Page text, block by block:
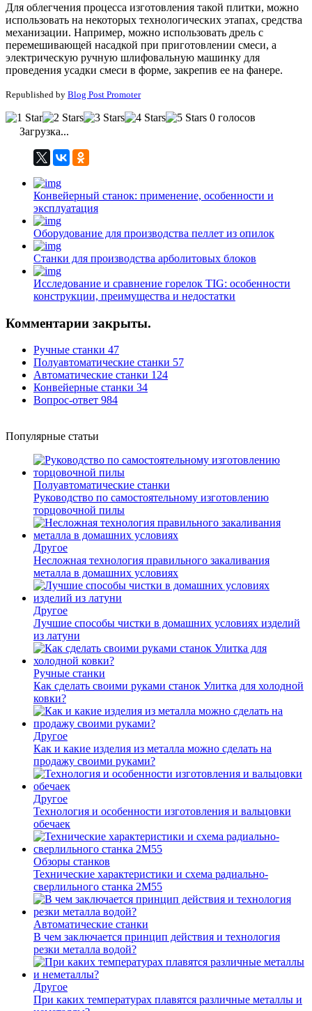
Для облегчения процесса изготовления такой плитки, можно
использовать на некоторых технологических этапах, средства
механизации. Например, можно использовать дрель с
перемешивающей насадкой при приготовлении смеси, а
электрическую ручную шлифовальную машинку для
проведения усадки смеси в форме, закрепив ее на фанере.
Republished by Blog Post Promoter
0 голосов
Загрузка...
Конвейерный станок: применение, особенности и
эксплуатация
Оборудование для производства пеллет из опилок
Станки для производства арболитовых блоков
Исследование и сравнение горелок TIG: особенности
конструкции, преимущества и недостатки
Комментарии закрыты.
Ручные станки 47
Полуавтоматические станки 57
Автоматические станки 124
Конвейерные станки 34
Вопрос-ответ 984
Популярные статьи
Полуавтоматические станки
Руководство по самостоятельному изготовлению
торцовочной пилы
Другое
Несложная технология правильного закаливания
металла в домашних условиях
Другое
Лучшие способы чистки в домашних условиях изделий
из латуни
Ручные станки
Как сделать своими руками станок Улитка для холодной
ковки?
Другое
Как и какие изделия из металла можно сделать на
продажу своими руками?
Другое
Технология и особенности изготовления и вальцовки
обечаек
Обзоры станков
Технические характеристики и схема радиально-
сверлильного станка 2М55
Автоматические станки
В чем заключается принцип действия и технология
резки металла водой?
Другое
При каких температурах плавятся различные металлы и